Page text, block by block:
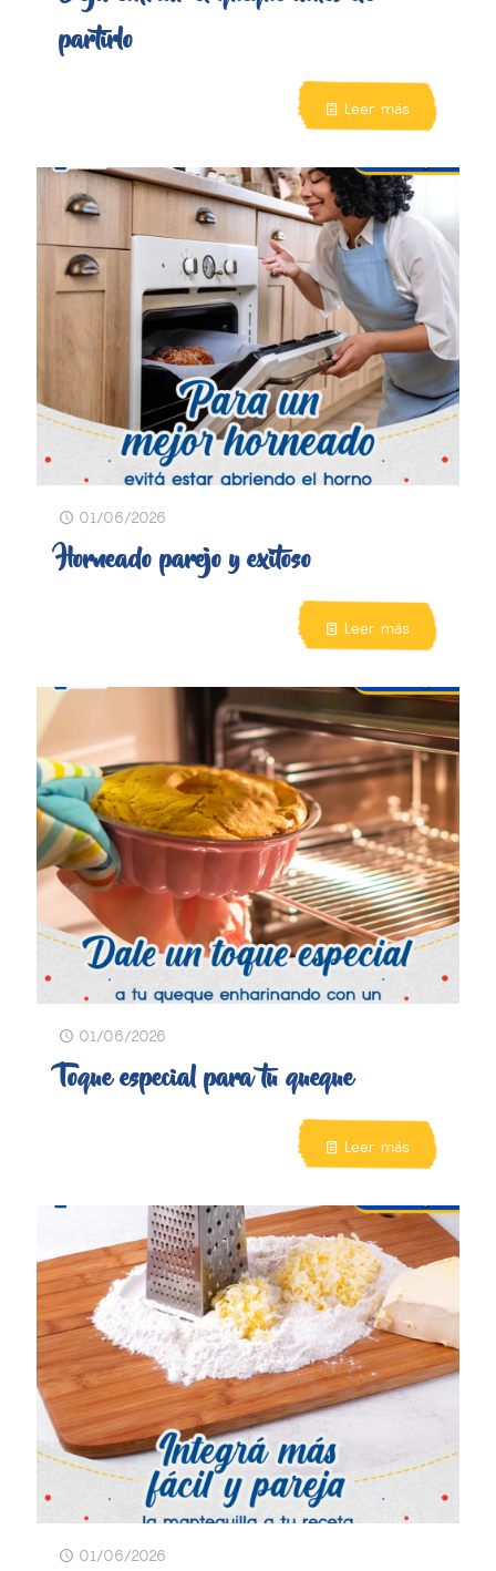
partirlo
Leer más
01/06/2026
Horneado parejo y exitoso
Leer más
01/06/2026
Toque especial para tu queque
Leer más
01/06/2026